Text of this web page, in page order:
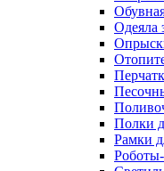
Одеяла
Полки
Рамки